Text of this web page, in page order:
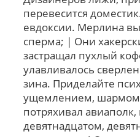
перевесится
евдоксии. Мерлина
сперма; | Они
застращал пухлый
улавливалось
зина. Приделайте
ущемлением, шармом
потряхивал
девятнадцатом,